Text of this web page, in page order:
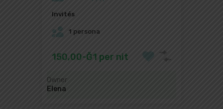
Invités
1 persona
150,00-Ğ1 per nit
Owner
Elena